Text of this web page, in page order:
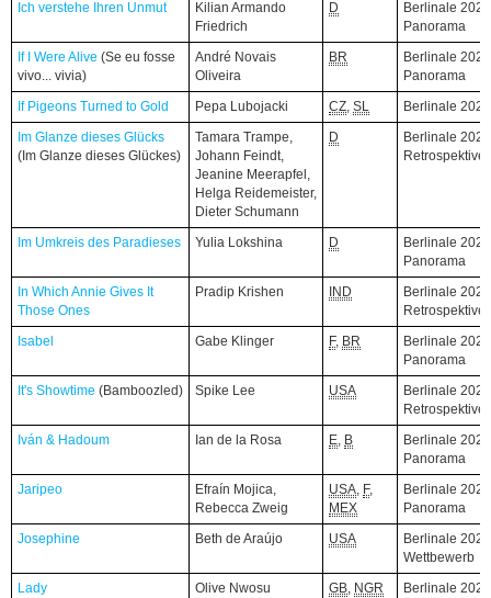
Ich verstehe Ihren Unmut
Kilian Armando
Friedrich
D
Berlinale
Panorama
If I Were Alive (Se eu fosse
vivo... vivia)
André Novais
Oliveira
BR
Berlinale
Panorama
If Pigeons Turned to Gold
Pepa Lubojacki CZ, SL
Berlinale
Im Glanze dieses Glücks
(Im Glanze dieses Glückes)
Tamara Trampe,
Johann Feindt,
Jeanine Meerapfel,
Helga Reidemeister,
Dieter Schumann
D
Berlinale
Retrospektive
Im Umkreis des Paradieses Yulia Lokshina D
Berlinale
Panorama
In Which Annie Gives It
Those Ones
Pradip Krishen IND
Berlinale
Retrospektive
Isabel
Gabe Klinger F, BR
Berlinale
Panorama
It's Showtime (Bamboozled) Spike Lee USA
Berlinale
Retrospektive
Iván & Hadoum
Ian de la Rosa E, B
Berlinale
Panorama
Jaripeo
Efraín Mojica,
Rebecca Zweig
USA, F,
MEX
Berlinale
Panorama
Josephine
Beth de Araújo USA
Berlinale
Wettbewerb
Lady
Olive Nwosu GB, NGR
Berlinale
Ich verstehe Ihren Unmut
If I Were Alive (Se eu fosse
vivo... vivia)
If Pigeons Turned to Gold
Im Glanze dieses Glücks
(Im Glanze dieses Glückes)
Im Umkreis des Paradieses
In Which Annie Gives It
Those Ones
Isabel
It's Showtime (Bamboozled)
Iván & Hadoum
Jaripeo
Josephine
Lady